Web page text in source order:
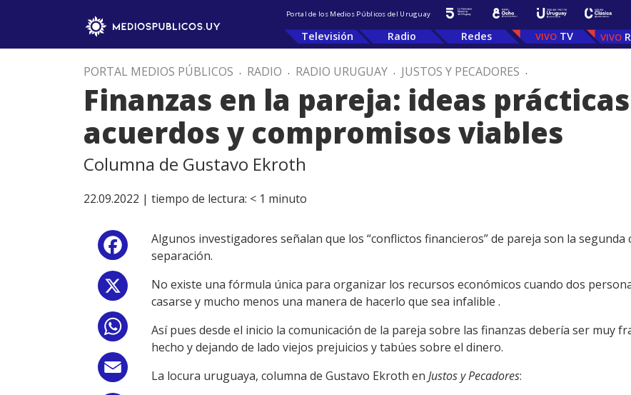
Portal de los Medios Públicos del Uruguay
Televisión Radio Redes TV
PORTAL MEDIOS PÚBLICOS . RADIO . RADIO URUGUAY . JUSTOS Y PECADORES .
Finanzas en la pareja: ideas
acuerdos y compromisos viables
Columna de Gustavo Ekroth
22.09.2022 | tiempo de lectura: < 1 minuto
Facebook
WhatsApp
Email
Algunos investigadores señalan que los “conflictos financieros” de pareja son la segunda
separación.
No existe una fórmula única para organizar los recursos económicos cuando dos
casarse y mucho menos una manera de hacerlo que sea infalible .
Así pues desde el inicio la comunicación de la pareja sobre las finanzas debería ser muy
hecho y dejando de lado viejos prejuicios y tabúes sobre el dinero.
La locura uruguaya, columna de Gustavo Ekroth en Justos y Pecadores: